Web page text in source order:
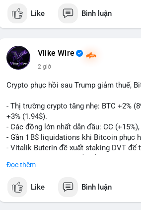
phải dòng tiền tổ chức khổng lồ. Hành
phản ánh hai kịch bản: hoặc cá voi
chuyển này không tạo áp lực bán đáng
thấy dòng tiền lớn vẫn đang vận động
BTC này đổ vào ví sàn giao dịch, khả
#11dot3377btc
Like Bình luận
Vlike Wire
2 giờ
Crypto phục hồi sau Trump giảm thuế,
- Thị trường crypto tăng nhẹ: BTC +2%
+3% (1.94$).
- Các đồng lớn nhất dẫn đầu: CC (+15%),
- Gần 1 B$ liquidations khi Bitcoin phục
- Vitalik Buterin đề xuất staking DVT để
- Thượng viện Mỹ tiến hành dự thảo
dụng giá trị giảm để bù đắp biến động.
- Cơ quan quản lý Hồng Kông bắt đầu
Đọc thêm
Like Bình luận